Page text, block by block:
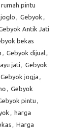
pintu
, Gebyok ,
Antik Jati
bekas
, Gebyok dijual,
jati , Gebyok
Gebyok jogja ,
, Gebyok
pintu ,
, harga
, Harga